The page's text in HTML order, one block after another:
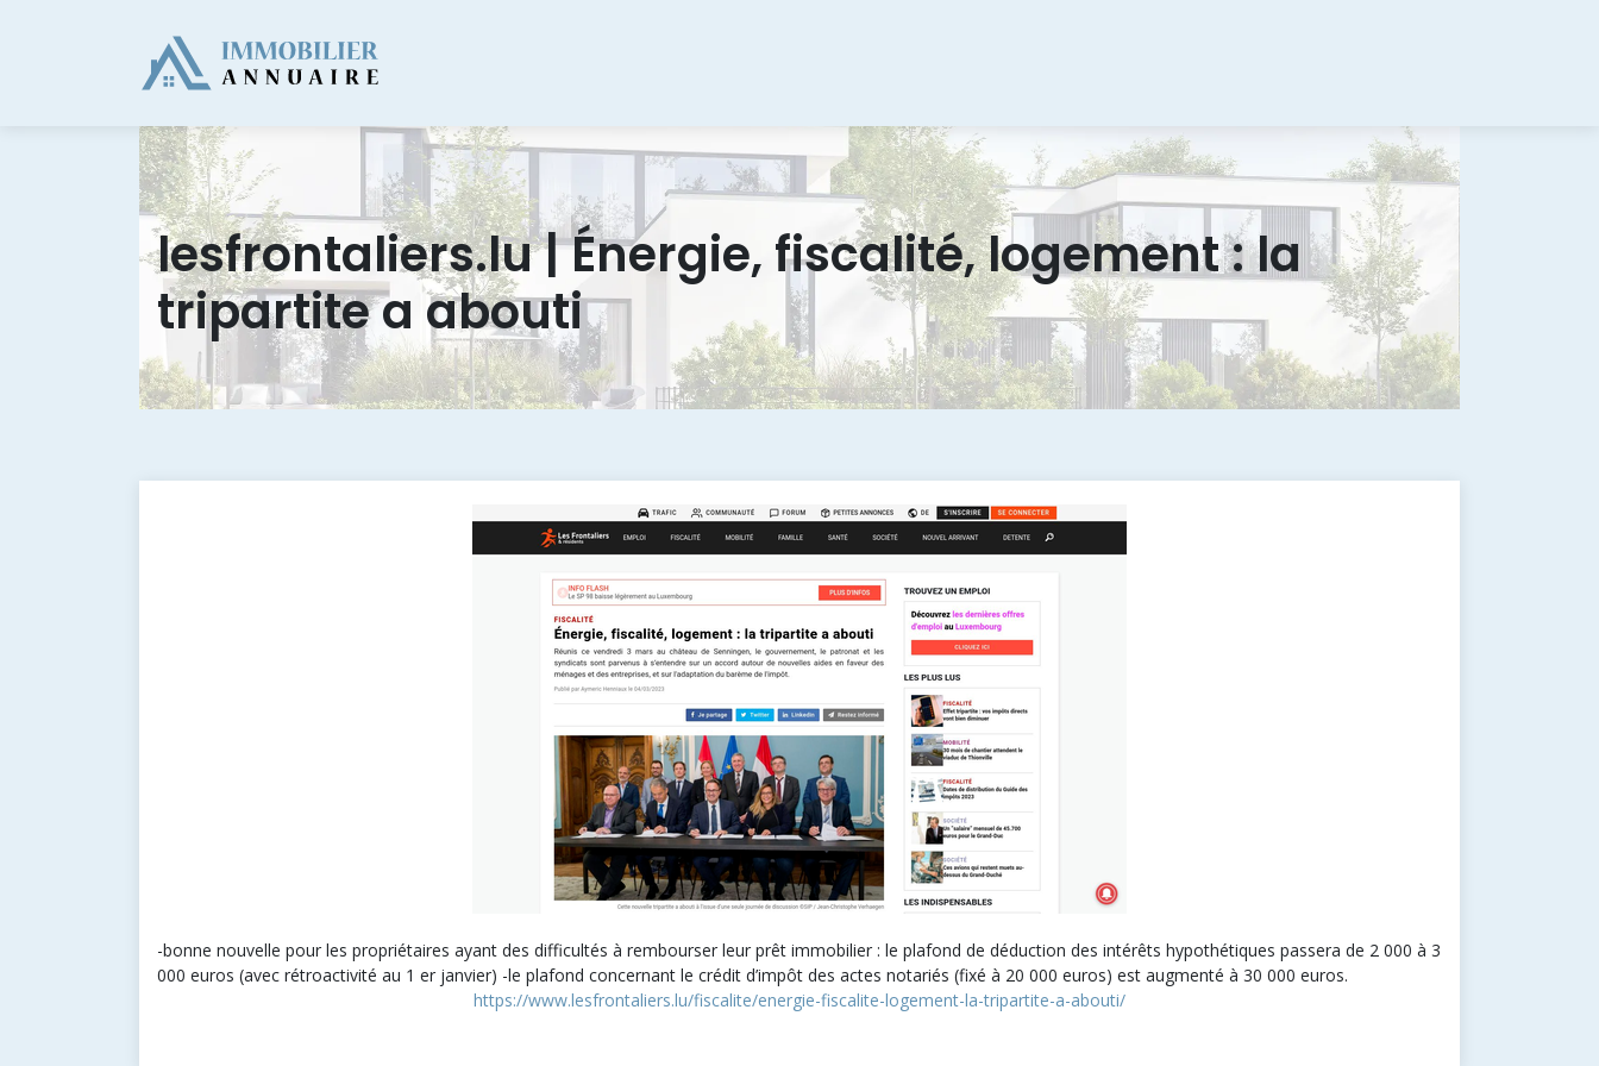
lesfrontaliers.lu | Énergie, fiscalité, logement : la
tripartite a abouti
-bonne nouvelle pour les propriétaires ayant des difficultés à rembourser leur prêt immobilier : le plafond de déduction des intérêts hypothétiques passera de 2 000 à 3
000 euros (avec rétroactivité au 1 er janvier) -le plafond concernant le crédit d’impôt des actes notariés (fixé à 20 000 euros) est augmenté à 30 000 euros.
https://www.lesfrontaliers.lu/fiscalite/energie-fiscalite-logement-la-tripartite-a-abouti/